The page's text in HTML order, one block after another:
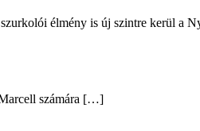
élmény is új szintre kerül
Marcell számára […]